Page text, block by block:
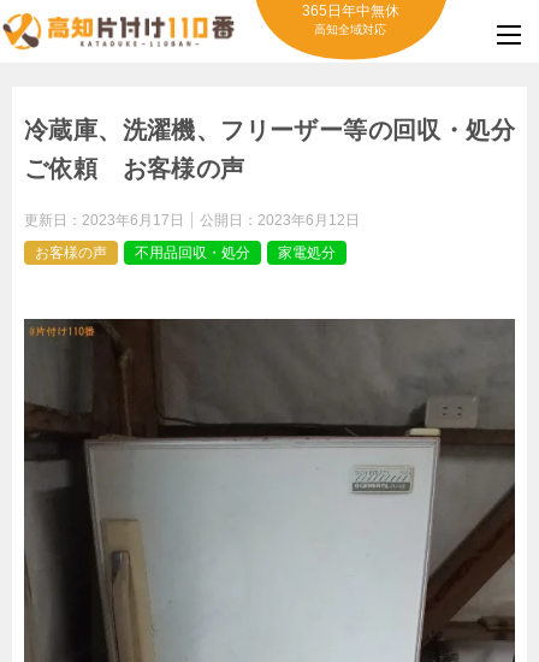
365日年中無休
高知全域対応
冷蔵庫、洗濯機、フリーザー等の回収・処分
ご依頼 お客様の声
更新日： 2023年6月17日 公開日： 2023年6月12日
お客様の声
不用品回収・処分 家電処分